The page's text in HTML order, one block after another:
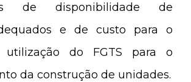
de disponibilidade de
e de custo para o
do FGTS para o
da construção de unidades.